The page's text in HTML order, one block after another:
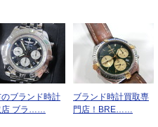
ブランド時計
店 ブラ……
ブランド時計買取専
門店！BRE……